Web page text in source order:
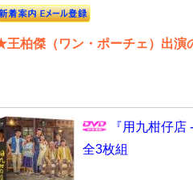
柏傑（ワン・ポーチェ）出演
『用九柑仔
全3枚組